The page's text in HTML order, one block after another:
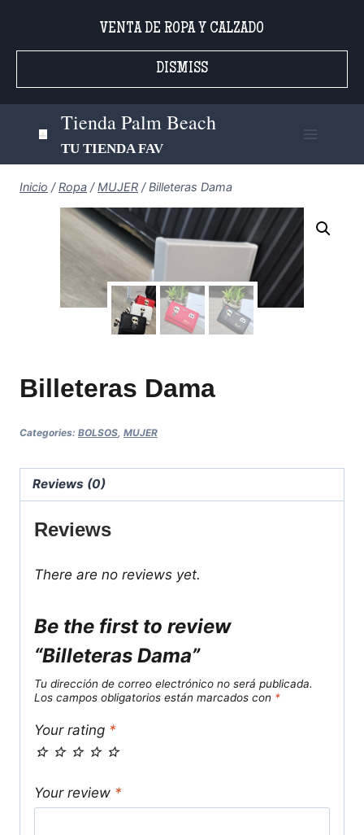
contenido
VENTA DE ROPA Y CALZADO
DISMISS
Tienda Palm Beach
TU TIENDA FAV
Inicio / Ropa / MUJER / Billeteras Dama
Billeteras Dama
Categories: BOLSOS, MUJER
Reviews (0)
Reviews
There are no reviews yet.
Be the first to review
“Billeteras Dama”
Tu dirección de correo electrónico no será publicada.
Los campos obligatorios están marcados con *
Your rating *
Your review *